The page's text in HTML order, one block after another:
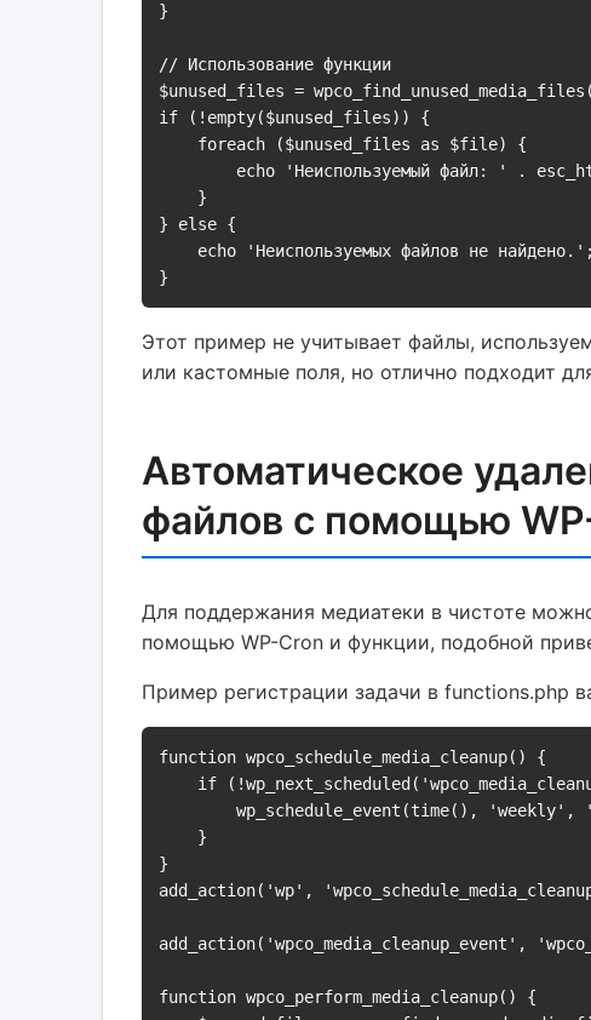
}
// Использование функции
$unused_files =
if (!empty($unused_files)) {
} else {
}
Этот пример не учитывает файлы,
или кастомные поля, но отлично подходит
Автоматическое
файлов с помощью
Для поддержания медиатеки в чистоте
помощью WP-Cron и функции, подобной
Пример регистрации задачи в functions.php
function wpco_schedule_media_cleanup() {
}
add_action('wp',
add_action('wpco_media_cleanup_event',
function wpco_perform_media_cleanup() {